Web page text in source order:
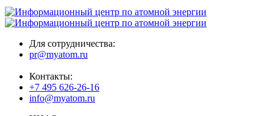
Для сотрудничества:
pr@myatom.ru
Контакты:
+7 495 626-26-16
info@myatom.ru